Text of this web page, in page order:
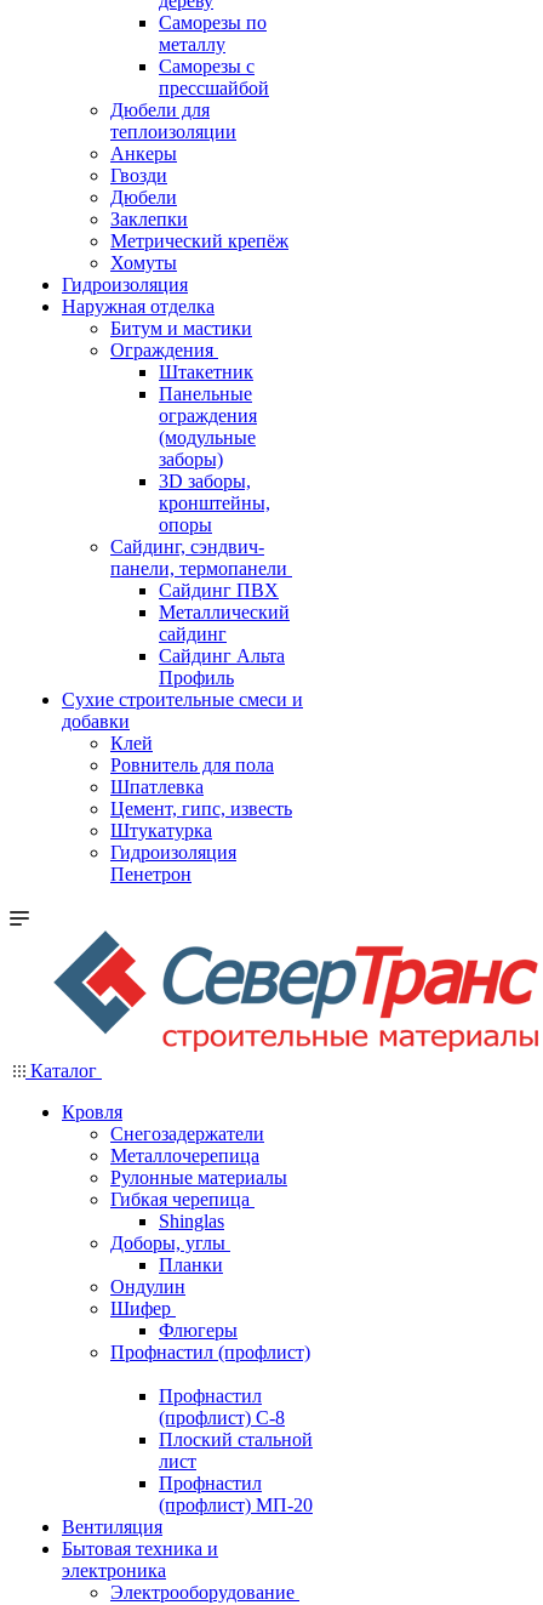
Саморезы по
металлу
Саморезы с
прессшайбой
Дюбели для
теплоизоляции
Анкеры
Гвозди
Дюбели
Заклепки
Метрический крепёж
Хомуты
Гидроизоляция
Наружная отделка
Битум и мастики
Ограждения
Штакетник
Панельные
ограждения
(модульные
заборы)
3D заборы,
кронштейны,
опоры
Cайдинг, сэндвич-
панели, термопанели
Сайдинг ПВХ
Металлический
сайдинг
Сайдинг Альта
Профиль
Сухие строительные смеси и
добавки
Клей
Ровнитель для пола
Шпатлевка
Цемент, гипс, известь
Штукатурка
Гидроизоляция
Пенетрон
Каталог
Кровля
Снегозадержатели
Металлочерепица
Рулонные материалы
Гибкая черепица
Shinglas
Доборы, углы
Планки
Ондулин
Шифер
Флюгеры
Профнастил (профлист)
Профнастил
(профлист) С-8
Плоский стальной
лист
Профнастил
(профлист) МП-20
Вентиляция
Бытовая техника и
электроника
Электрооборудование